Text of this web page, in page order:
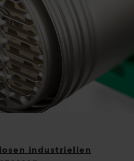
industriellen